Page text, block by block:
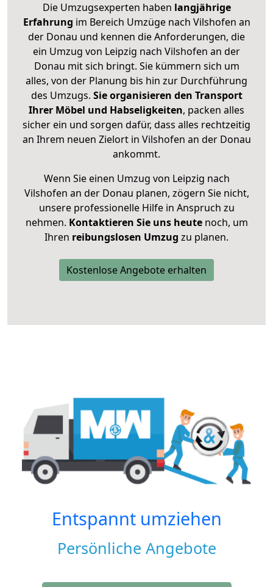
Die Umzugsexperten haben langjährige
Erfahrung im Bereich Umzüge nach Vilshofen an
der Donau und kennen die Anforderungen, die
ein Umzug von Leipzig nach Vilshofen an der
Donau mit sich bringt. Sie kümmern sich um
alles, von der Planung bis hin zur Durchführung
des Umzugs. Sie organisieren den Transport
Ihrer Möbel und Habseligkeiten, packen alles
sicher ein und sorgen dafür, dass alles rechtzeitig
an Ihrem neuen Zielort in Vilshofen an der Donau
ankommt.
Wenn Sie einen Umzug von Leipzig nach
Vilshofen an der Donau planen, zögern Sie nicht,
unsere professionelle Hilfe in Anspruch zu
nehmen. Kontaktieren Sie uns heutenoch, um
Ihren reibungslosen Umzug zu planen.
Kostenlose Angebote erhalten
Entspannt umziehen
Persönliche Angebote